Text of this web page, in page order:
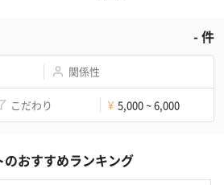
-件
関係性
こだわり ¥ 5,000 ~ 6,000
おすすめランキング